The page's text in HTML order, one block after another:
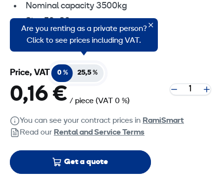
Nominal capacity 3500kg
Size 50×80 mm
Height 15 mm
Are you renting as a private person?
Click to see prices including VAT.
Price, VAT 0 % 25,5 %
0,16 € / piece (VAT 0 %)
You can see your contract prices in RamiSmart
Read our Rental and Service Terms
Get a quote